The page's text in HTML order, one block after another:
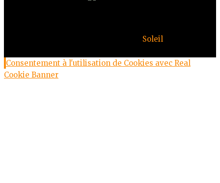
Soleil
Consentement à l'utilisation de Cookies avec Real
Cookie Banner